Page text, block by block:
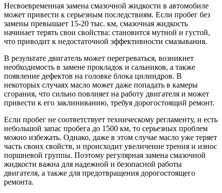
Несвоевременная замена смазочной жидкости в автомобиле
может привести к серьезным последствиям. Если пробег без
замены превышает 15-20 тыс. км, смазочная жидкость
начинает терять свои свойства: становится мутной и густой,
что приводит к недостаточной эффективности смазывания.
В результате двигатель может перегреваться, возникнет
необходимость в замене прокладок и сальников, а также
появление дефектов на головке блока цилиндров. В
некоторых случаях масло может даже попадать в камеры
сгорания, что сильно повлияет на работу двигателя и может
привести к его заклиниванию, требуя дорогостоящий ремонт.
Если пробег не соответствует техническому регламенту, и есть
небольшой запас пробега до 1500 км, то серьезных проблем
можно избежать. Однако, даже в этом случае масло уже теряет
часть своих свойств, и происходит увеличение трения и износ
поршневой группы. Поэтому регулярная замена смазочной
жидкости важна для надежной и безопасной работы
двигателя, а также для предотвращения дорогостоящего
ремонта.